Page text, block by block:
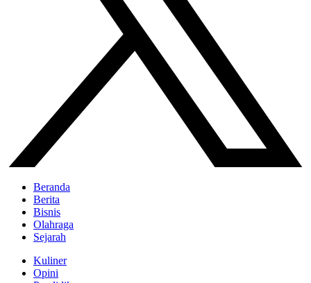
Beranda
Berita
Bisnis
Olahraga
Sejarah
Kuliner
Opini